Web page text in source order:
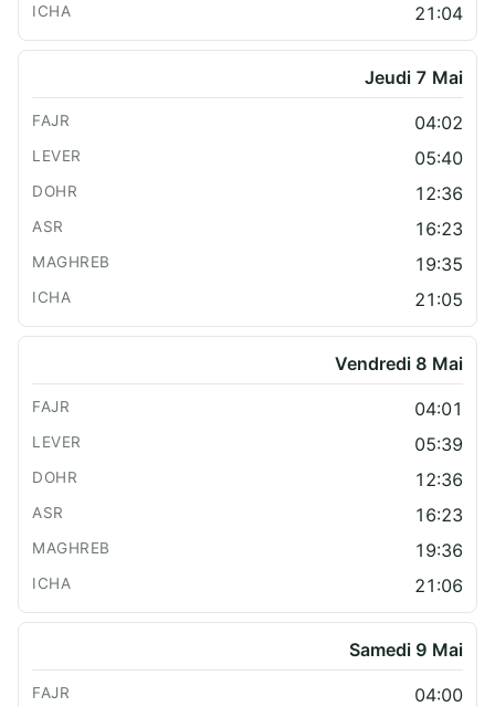
21:04
Jeudi 7 Mai
04:02
05:40
12:36
16:23
19:35
21:05
Vendredi 8 Mai
04:01
05:39
12:36
16:23
19:36
21:06
Samedi 9 Mai
04:00